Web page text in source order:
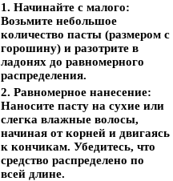
1. Начинайте с малого:
Возьмите небольшое
количество пасты (размером с
горошину) и разотрите в
ладонях до равномерного
распределения.
2. Равномерное нанесение:
Наносите пасту на сухие или
слегка влажные волосы,
начиная от корней и двигаясь
к кончикам. Убедитесь, что
средство распределено по
всей длине.